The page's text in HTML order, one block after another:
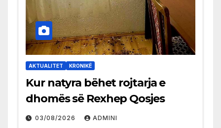
AKTUALITET KRONIKË
Kur natyra bëhet rojtarja e
dhomës së Rexhep Qosjes
03/08/2026 ADMINI